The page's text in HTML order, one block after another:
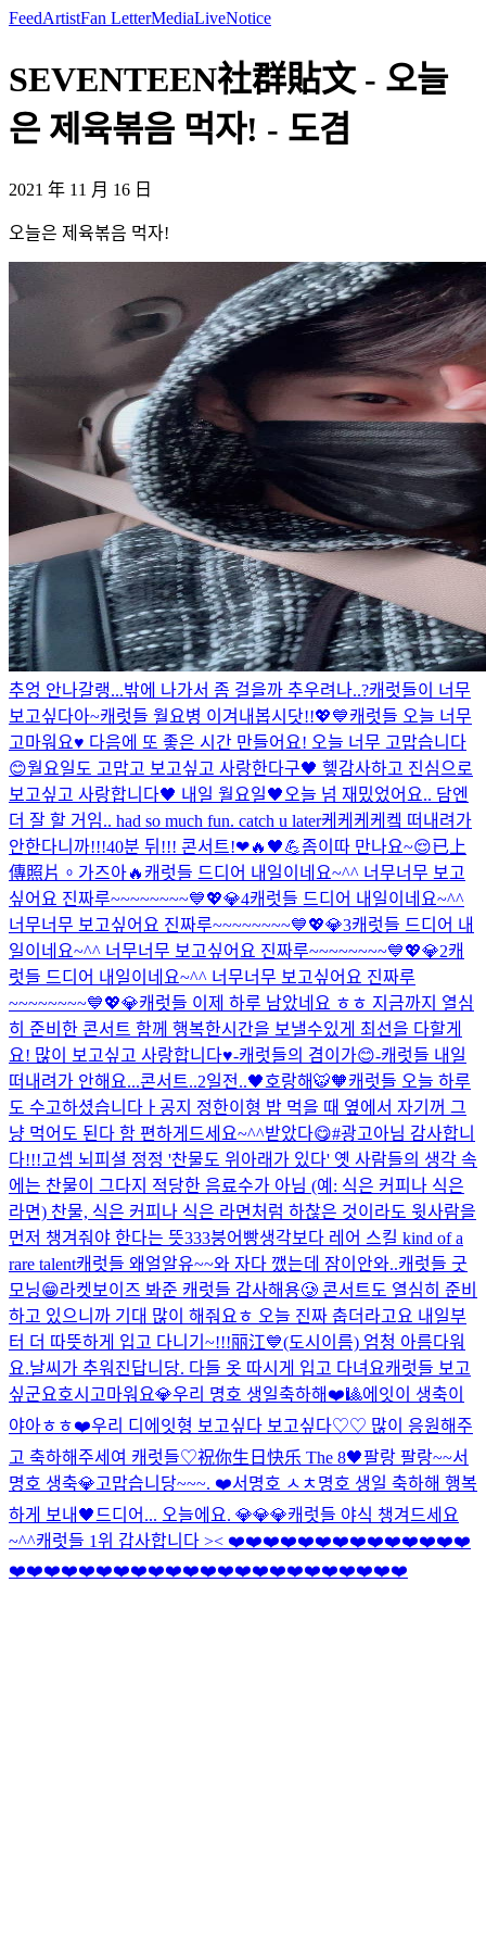
FeedArtistFan LetterMediaLiveNotice
SEVENTEEN社群貼文 - 오늘
은 제육볶음 먹자! - 도겸
2021 年 11 月 16 日
오늘은 제육볶음 먹자!
추엉 안나갈랭...밖에 나가서 좀 걸을까 추우려나..?캐럿들이 너무
보고싶다아~캐럿들 월요병 이겨내봅시닷!!💖💙캐럿들 오늘 너무
고마워요♥️ 다음에 또 좋은 시간 만들어요! 오늘 너무 고맙습니다
😊월요일도 고맙고 보고싶고 사랑한다구🖤 헿감사하고 진심으로
보고싶고 사랑합니다🖤 내일 월요일🖤 오늘 넘 재밌었어요.. 담엔
더 잘 할 거임.. had so much fun. catch u later케케케케켘 떠내려가
안한다니까!!!40분 뒤!!! 콘서트!❤🔥🖤💪좀이따 만나요~😌已上
傳照片。 가즈아🔥 캐럿들 드디어 내일이네요~^^ 너무너무 보고
싶어요 진짜루~~~~~~~~💙💖💎4캐럿들 드디어 내일이네요~^^
너무너무 보고싶어요 진짜루~~~~~~~~💙💖💎3캐럿들 드디어 내
일이네요~^^ 너무너무 보고싶어요 진짜루~~~~~~~~💙💖💎2캐
럿들 드디어 내일이네요~^^ 너무너무 보고싶어요 진짜루
~~~~~~~~💙💖💎캐럿들 이제 하루 남았네요 ㅎㅎ 지금까지 열심
히 준비한 콘서트 함께 행복한시간을 보낼수있게 최선을 다할게
요! 많이 보고싶고 사랑합니다♥️-캐럿들의 겸이가😊-캐럿들 내일
떠내려가 안해요...콘서트..2일전..🖤호랑해🐯🧡캐럿들 오늘 하루
도 수고하셨습니다ㅏ 공지 정한이형 밥 먹을 때 옆에서 자기꺼 그
냥 먹어도 된다 함 편하게드세요~^^받았다😋#광고아님 감사합니
다!!!고셉 뇌피셜 정정 '찬물도 위아래가 있다' 옛 사람들의 생각 속
에는 찬물이 그다지 적당한 음료수가 아님 (예: 식은 커피나 식은
라면) 찬물, 식은 커피나 식은 라면처럼 하찮은 것이라도 윗사람을
먼저 챙겨줘야 한다는 뜻333붕어빵생각보다 레어 스킬 kind of a
rare talent캐럿들 왜얼알유~~와 자다 깼는데 잠이안와..캐럿들 굿
모닝😁라켓보이즈 봐준 캐럿들 감사해용🥲 콘서트도 열심히 준비
하고 있으니까 기대 많이 해줘요ㅎ 오늘 진짜 춥더라고요 내일부
터 더 따뜻하게 입고 다니기~!!!丽江💙(도시이름) 엄청 아름다워
요.날씨가 추워진답니당. 다들 옷 따시게 입고 다녀요캐럿들 보고
싶군요호시 고마워요💎우리 명호 생일축하해❤️🎱에잇이 생축이
야아ㅎㅎ❤️우리 디에잇형 보고싶다 보고싶다♡♡ 많이 응원해주
고 축하해주세여 캐럿들♡祝你生日快乐 The 8🖤팔랑 팔랑~~서
명호 생축💎고맙습니당~~~. ❤️서명호 ㅅㅊ 명호 생일 축하해 행복
하게 보내🖤 드디어... 오늘에요. 💎💎💎캐럿들 야식 챙겨드세요
~^^캐럿들 1위 갑사합니다 >< ❤️❤️❤️❤️❤️❤️❤️❤️❤️❤️❤️❤️❤️❤️
❤️❤️❤️❤️❤️❤️❤️❤️❤️❤️❤️❤️❤️❤️❤️❤️❤️❤️❤️❤️❤️❤️❤️